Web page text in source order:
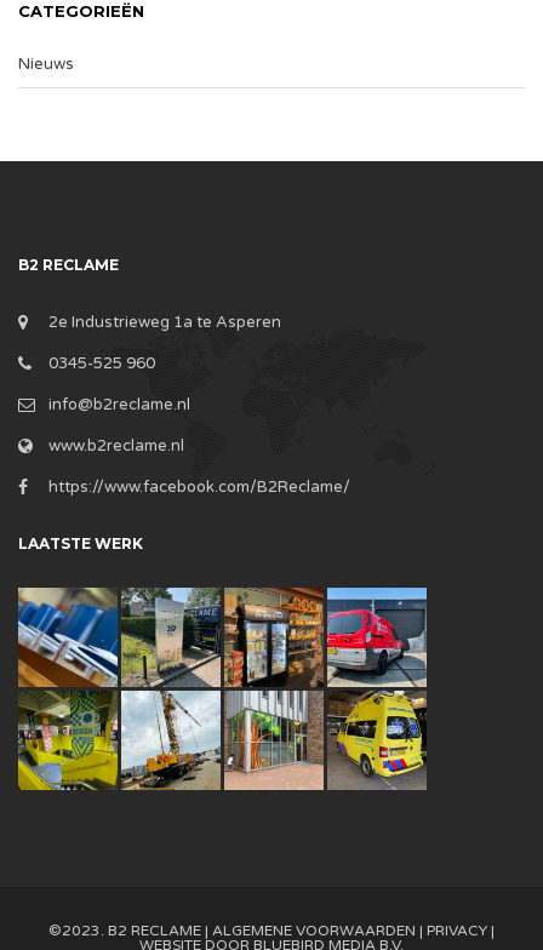
CATEGORIEËN
Nieuws
B2 RECLAME
2e Industrieweg 1a te Asperen
0345-525 960
info@b2reclame.nl
www.b2reclame.nl
https://www.facebook.com/B2Reclame/
LAATSTE WERK
©2023. B2 RECLAME | ALGEMENE VOORWAARDEN | PRIVACY |
WEBSITE DOOR BLUEBIRD MEDIA B.V.